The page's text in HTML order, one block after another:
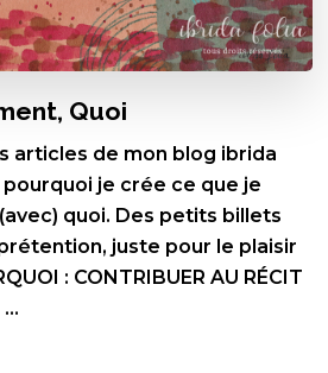
Quoi
articles de mon blog ibrida
je crée ce que je
quoi. Des petits billets
juste pour le plaisir
: CONTRIBUER AU RÉCIT
…